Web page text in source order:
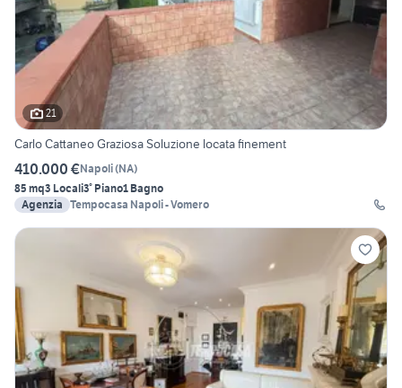
21
Carlo Cattaneo Graziosa Soluzione locata finement
410.000 €Napoli(NA)
85 mq3 Locali3° Piano1 Bagno
Agenzia Tempocasa Napoli - Vomero